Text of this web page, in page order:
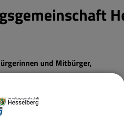
und Mitbürger,
und Besucher unserer
bei uns in der
uns, dass Sie uns auf der